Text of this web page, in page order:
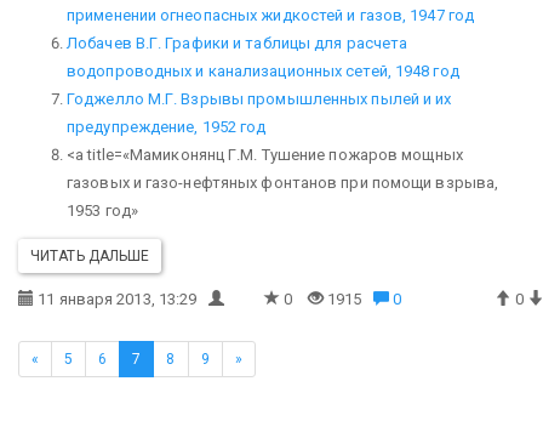
применении огнеопасных жидкостей и газов, 1947 год
Лобачев В.Г. Графики и таблицы для расчета
водопроводных и канализационных сетей, 1948 год
Годжелло М.Г. Взрывы промышленных пылей и их
предупреждение, 1952 год
<a title=«Мамиконянц Г.М. Тушение пожаров мощных
газовых и газо-нефтяных фонтанов при помощи взрыва,
1953 год»
ЧИТАТЬ ДАЛЬШЕ
11 января 2013, 13:29 0 1915 0 0
« 5 6 7 8 9 »